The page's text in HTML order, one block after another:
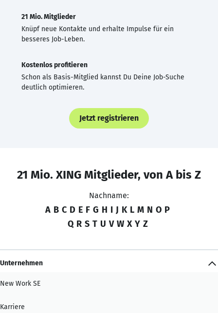
21 Mio. Mitglieder
Knüpf neue Kontakte und erhalte Impulse für ein
besseres Job-Leben.
Kostenlos profitieren
Schon als Basis-Mitglied kannst Du Deine Job-Suche
deutlich optimieren.
Jetzt registrieren
21 Mio. XING Mitglieder, von A bis Z
Nachname:
A B C D E F G H I J K L M N O P
Q R S T U V W X Y Z
Unternehmen
New Work SE
Karriere